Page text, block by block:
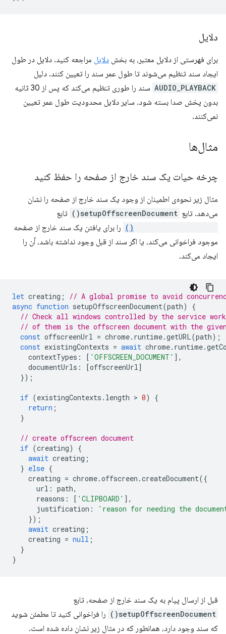
دلایل
برای فهرستی از دلایل معتبر، به بخش دلایل مراجعه کنید. دلایل در طول
ایجاد سند تنظیم می‌شوند تا طول عمر سند را تعیین کنند. دلیل
AUDIO_PLAYBACK
سند را طوری تنظیم می‌کند که پس از 30 ثانیه
بدون پخش صدا بسته شود. سایر دلایل محدودیت طول عمر تعیین
نمی‌کنند.
مثال‌ها
چرخه حیات یک سند خارج از صفحه را حفظ کنید
مثال زیر نحوه‌ی اطمینان از وجود یک سند خارج از صفحه را نشان
می‌دهد. تابع setupOffscreenDocument() تابع
را برای یافتن یک سند خارج از صفحه
موجود فراخوانی می‌کند، یا اگر سند از قبل وجود نداشته باشد، آن را
ایجاد می‌کند.
let creating ;
// A global promise to avoid
async function setupOffscreenDocument(path)
{
// Check all windows controlled by the service
// of them is the offscreen document with the
const offscreenUrl = chrome. runtime.getURL(path);
const existingContexts = await chrome. runtime.
contextTypes : [ 'OFFSCREEN_DOCUMENT' ],
documentUrls : [offscreenUrl]
});
if (existingContexts . length > 0)
{
return ;
}
// create offscreen document
if (creating)
{
await creating ;
} else {
creating = chrome.offscreen .createDocument({
url : path,
reasons : [ 'CLIPBOARD' ],
justification :
'reason for needing the
});
await creating ;
creating = null ;
}
}
قبل از ارسال پیام به یک سند خارج از صفحه، تابع
setupOffscreenDocument()
را فراخوانی کنید تا مطمئن شوید
که سند وجود دارد، همانطور که در مثال زیر نشان داده شده است.